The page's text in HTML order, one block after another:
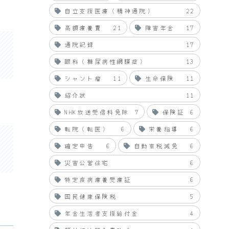
自立支援医療（精神通院）
22
高額療養費
21 障害年金
17
通院記録
17
眼科（糖尿病性網膜症）
13
シャント瘤
11 生命保険
11
紹介状
11
NHK放送受信料免除
7 保険証
6
転院（転医）
6 栄養指導
6
確定申告
6 自動車税減免
6
災害公営住宅
6
特定疾病療養受療証
6
国民健康保険税
5
年金生活者支援給付金
4